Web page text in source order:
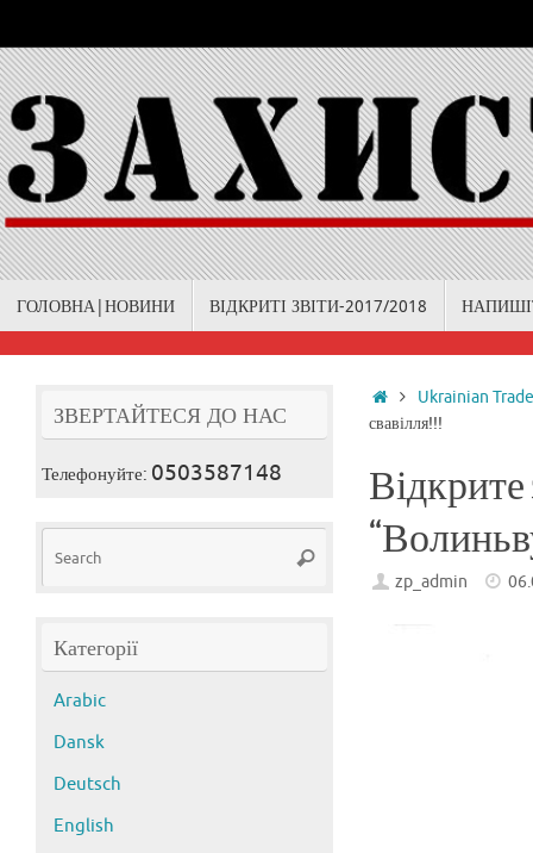
to
content
ГОЛОВНА|НОВИНИ ВІДКРИТІ ЗВІТИ-2017/2018
HomeUkrainian
свавілля!!!
zp_admin
ЗВЕРТАЙТЕСЯ ДО НАС
Телефонуйте: 0503587148
Search
Категорії
Arabic
Dansk
Deutsch
English